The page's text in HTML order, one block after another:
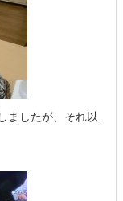
ましたが、それ以